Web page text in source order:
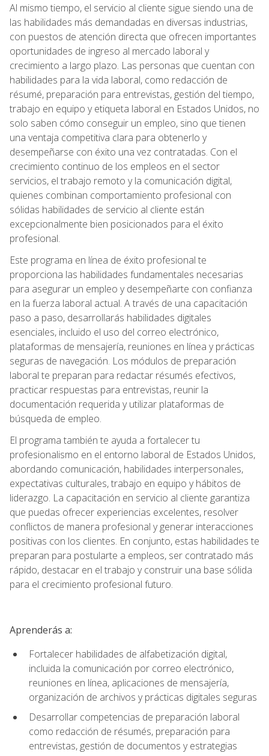
Al mismo tiempo, el servicio al cliente sigue siendo una de
las habilidades más demandadas en diversas industrias,
con puestos de atención directa que ofrecen importantes
oportunidades de ingreso al mercado laboral y
crecimiento a largo plazo. Las personas que cuentan con
habilidades para la vida laboral, como redacción de
résumé, preparación para entrevistas, gestión del tiempo,
trabajo en equipo y etiqueta laboral en Estados Unidos, no
solo saben cómo conseguir un empleo, sino que tienen
una ventaja competitiva clara para obtenerlo y
desempeñarse con éxito una vez contratadas. Con el
crecimiento continuo de los empleos en el sector
servicios, el trabajo remoto y la comunicación digital,
quienes combinan comportamiento profesional con
sólidas habilidades de servicio al cliente están
excepcionalmente bien posicionados para el éxito
profesional.
Este programa en línea de éxito profesional te
proporciona las habilidades fundamentales necesarias
para asegurar un empleo y desempeñarte con confianza
en la fuerza laboral actual. A través de una capacitación
paso a paso, desarrollarás habilidades digitales
esenciales, incluido el uso del correo electrónico,
plataformas de mensajería, reuniones en línea y prácticas
seguras de navegación. Los módulos de preparación
laboral te preparan para redactar résumés efectivos,
practicar respuestas para entrevistas, reunir la
documentación requerida y utilizar plataformas de
búsqueda de empleo.
El programa también te ayuda a fortalecer tu
profesionalismo en el entorno laboral de Estados Unidos,
abordando comunicación, habilidades interpersonales,
expectativas culturales, trabajo en equipo y hábitos de
liderazgo. La capacitación en servicio al cliente garantiza
que puedas ofrecer experiencias excelentes, resolver
conflictos de manera profesional y generar interacciones
positivas con los clientes. En conjunto, estas habilidades te
preparan para postularte a empleos, ser contratado más
rápido, destacar en el trabajo y construir una base sólida
para el crecimiento profesional futuro.
Aprenderás a:
Fortalecer habilidades de alfabetización digital,
incluida la comunicación por correo electrónico,
reuniones en línea, aplicaciones de mensajería,
organización de archivos y prácticas digitales seguras
Desarrollar competencias de preparación laboral
como redacción de résumés, preparación para
entrevistas, gestión de documentos y estrategias